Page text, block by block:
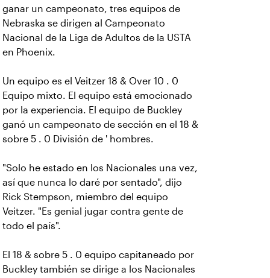
ganar un campeonato, tres equipos de
Nebraska se dirigen al Campeonato
Nacional de la Liga de Adultos de la USTA
en Phoenix.
Un equipo es el Veitzer 18 & Over 10 . 0
Equipo mixto. El equipo está emocionado
por la experiencia. El equipo de Buckley
ganó un campeonato de sección en el 18 &
sobre 5 . 0 División de ' hombres.
"Solo he estado en los Nacionales una vez,
así que nunca lo daré por sentado", dijo
Rick Stempson, miembro del equipo
Veitzer. "Es genial jugar contra gente de
todo el país".
El 18 & sobre 5 . 0 equipo capitaneado por
Buckley también se dirige a los Nacionales